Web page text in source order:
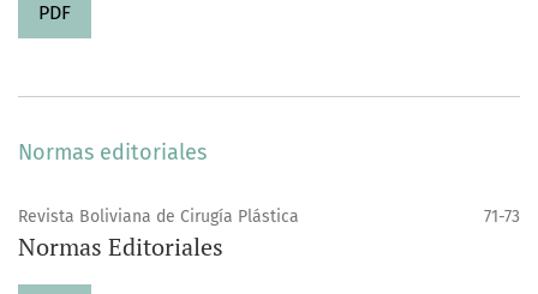
PDF
Normas editoriales
Revista Boliviana de Cirugía Plástica 71-73
Normas Editoriales